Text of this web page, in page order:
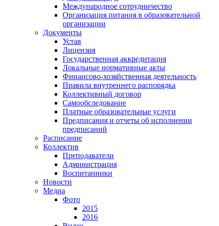
Международное сотрудничество
Организация питания в образовательной
организации
Документы
Устав
Лицензия
Государственная аккредитация
Локальные нормативные акты
Финансово-хозяйственная деятельность
Правила внутреннего распорядка
Коллективный договор
Самообследование
Платные образовательные услуги
Предписания и отчеты об исполнении
предписаний
Расписание
Коллектив
Преподаватели
Администрация
Воспитанники
Новости
Медиа
Фото
2015
2016